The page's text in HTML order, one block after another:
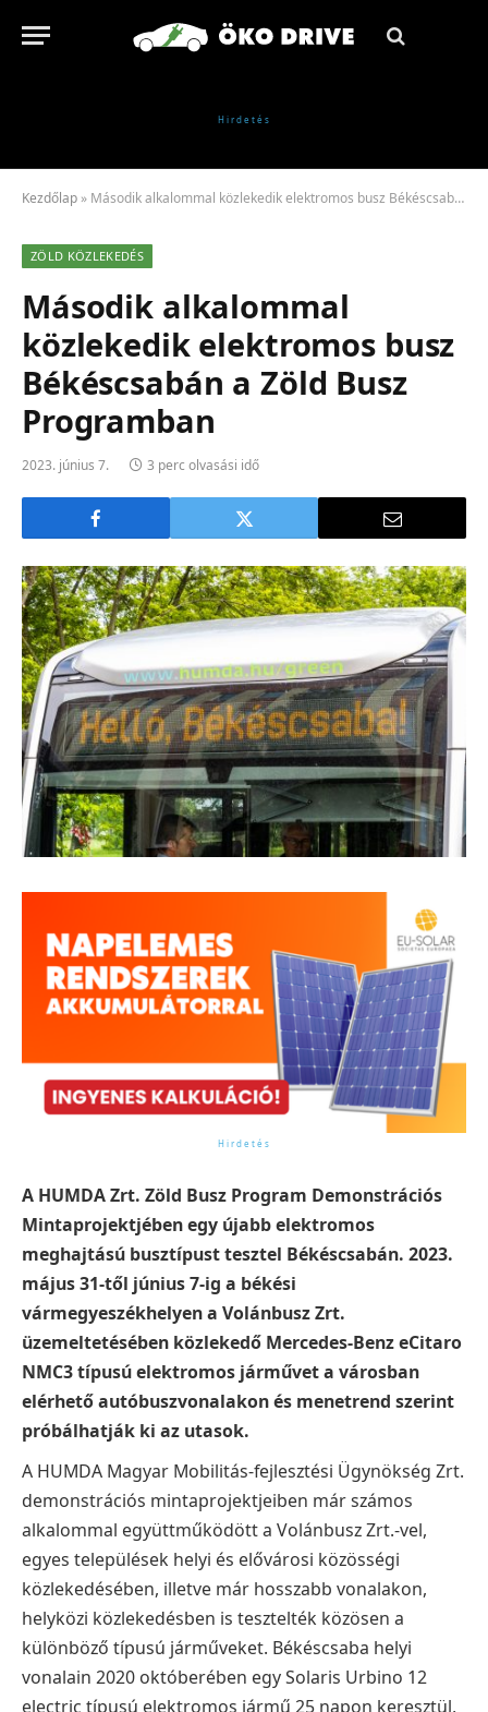
Kezdőlap » Második alkalommal közlekedik elektromos busz Békéscsabán a Zöld Busz Programban
ZÖLD KÖZLEKEDÉS
Második alkalommal
közlekedik elektromos busz
Békéscsabán a Zöld Busz
Programban
2023. június 7. 3 perc olvasási idő
A HUMDA Zrt. Zöld Busz Program Demonstrációs
Mintaprojektjében egy újabb elektromos
meghajtású busztípust tesztel Békéscsabán. 2023.
május 31-től június 7-ig a békési
vármegyeszékhelyen a Volánbusz Zrt.
üzemeltetésében közlekedő Mercedes-Benz eCitaro
NMC3 típusú elektromos járművet a városban
elérhető autóbuszvonalakon és menetrend szerint
próbálhatják ki az utasok.
A HUMDA Magyar Mobilitás-fejlesztési Ügynökség Zrt.
demonstrációs mintaprojektjeiben már számos
alkalommal együttműködött a Volánbusz Zrt.-vel,
egyes települések helyi és elővárosi közösségi
közlekedésében, illetve már hosszabb vonalakon,
helyközi közlekedésben is tesztelték közösen a
különböző típusú járműveket. Békéscsaba helyi
vonalain 2020 októberében egy Solaris Urbino 12
electric típusú elektromos jármű 25 napon keresztül,